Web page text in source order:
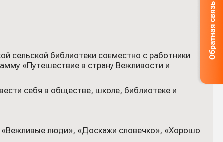
сельской библиотеки совместно с работники
«Путешествие в страну Вежливости и
себя в обществе, школе, библиотеке и
люди», «Доскажи словечко», «Хорошо